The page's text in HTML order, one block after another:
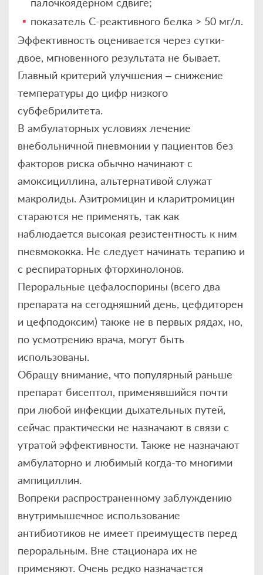
показатель С-реактивного белка > 50 мг/л.
Эффективность оценивается через сутки-
двое, мгновенного результата не бывает.
Главный критерий улучшения – снижение
температуры до цифр низкого
субфебрилитета.
В амбулаторных условиях лечение
внебольничной пневмонии у пациентов без
факторов риска обычно начинают с
амоксициллина, альтернативой служат
макролиды. Азитромицин и кларитромицин
стараются не применять, так как
наблюдается высокая резистентность к ним
пневмококка. Не следует начинать терапию и
с респираторных фторхинолонов.
Пероральные цефалоспорины (всего два
препарата на сегодняшний день, цефдиторен
и цефподоксим) также не в первых рядах, но,
по усмотрению врача, могут быть
использованы.
Обращу внимание, что популярный раньше
препарат бисептол, применявшийся почти
при любой инфекции дыхательных путей,
сейчас практически не назначают в связи с
утратой эффективности. Также не назначают
амбулаторно и любимый когда-то многими
ампициллин.
Вопреки распространенному заблуждению
внутримышечное использование
антибиотиков не имеет преимуществ перед
пероральным. Вне стационара их не
применяют. Очень редко назначается